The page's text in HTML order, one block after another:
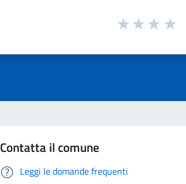
Contatta il comune
Leggi le domande frequenti